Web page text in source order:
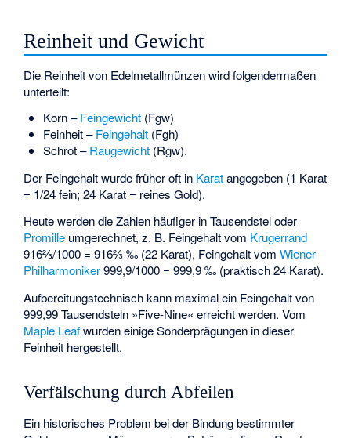
Reinheit und Gewicht
Die Reinheit von Edelmetallmünzen wird folgendermaßen
unterteilt:
Korn –Feingewicht(Fgw)
Feinheit –Feingehalt(Fgh)
Schrot –Raugewicht(Rgw).
Der Feingehalt wurde früher oft in Karatangegeben (1 Karat
= 1/24 fein; 24 Karat = reines Gold).
Heute werden die Zahlen häufiger in Tausendstel oder
Promille umgerechnet, z. B. Feingehalt vom Krugerrand
916⅔/1000 = 916⅔ ‰ (22 Karat), Feingehalt vomWiener
Philharmoniker999,9/1000 = 999,9 ‰ (praktisch 24 Karat).
Aufbereitungstechnisch kann maximal ein Feingehalt von
999,99 Tausendsteln »Five-Nine« erreicht werden. Vom
Maple Leafwurden einige Sonderprägungen in dieser
Feinheit hergestellt.
Verfälschung durch Abfeilen
Ein historisches Problem bei der Bindung bestimmter